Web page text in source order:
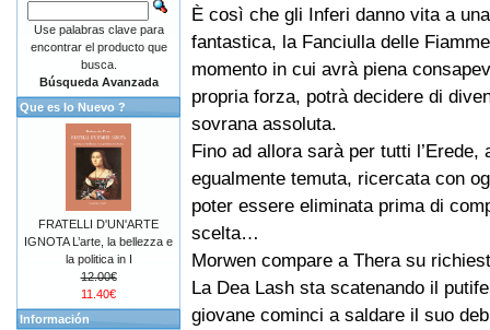
È così che gli Inferi danno vita a
fantastica, la Fanciulla delle
momento in cui avrà piena
propria forza, potrà decidere di
sovrana assoluta.
Fino ad allora sarà per tutti l’Erede,
egualmente temuta, ricercata con
poter essere eliminata prima di
scelta…
Morwen compare a Thera su
La Dea Lash sta scatenando il
giovane cominci a saldare il suo
Use palabras clave para
encontrar el producto que
busca.
Búsqueda Avanzada
Que es lo Nuevo ?
FRATELLI D'UN'ARTE
IGNOTA L’arte, la bellezza e
la politica in I
12.00€
11.40€
Información